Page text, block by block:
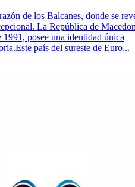
de los Balcanes, donde se
La República de
1991, posee una identidad única
país del sureste de Euro...